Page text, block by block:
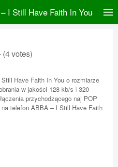
I Still Have Faith In You
(4 votes)
Have Faith In You o rozmiarze
w jakości 128 kb/s i 320
przychodzącego naj POP
telefon ABBA – I Still Have Faith